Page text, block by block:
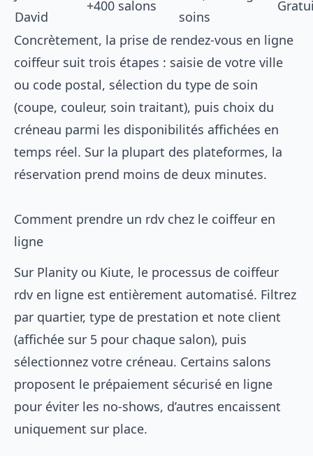
David
+400 salons
soins
Concrètement, la prise de rendez-vous en ligne
coiffeur suit trois étapes : saisie de votre ville
ou code postal, sélection du type de soin
(coupe, couleur, soin traitant), puis choix du
créneau parmi les disponibilités affichées en
temps réel. Sur la plupart des plateformes, la
réservation prend moins de deux minutes.
Comment prendre un rdv chez le coiffeur en
ligne
Sur Planity ou Kiute, le processus de coiffeur
rdv en ligne est entièrement automatisé. Filtrez
par quartier, type de prestation et note client
(affichée sur 5 pour chaque salon), puis
sélectionnez votre créneau. Certains salons
proposent le prépaiement sécurisé en ligne
pour éviter les no-shows, d’autres encaissent
uniquement sur place.